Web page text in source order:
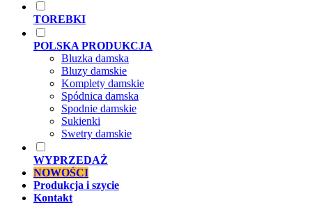
TOREBKI
POLSKA PRODUKCJA
Bluzka damska
Bluzy damskie
Komplety damskie
Spódnica damska
Spodnie damskie
Sukienki
Swetry damskie
WYPRZEDAŻ
NOWOŚCI
Produkcja i szycie
Kontakt